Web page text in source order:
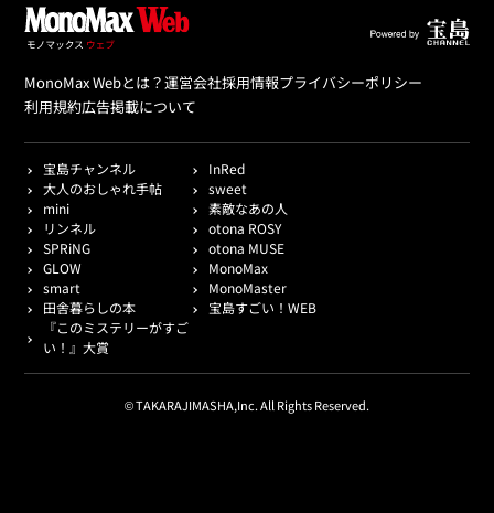
MonoMax Webとは？運営会社採用情報プライバシーポリシー
利用規約広告掲載について
宝島チャンネル
InRed
大人のおしゃれ手帖
sweet
mini
素敵なあの人
リンネル
otona ROSY
SPRiNG
otona MUSE
GLOW
MonoMax
smart
MonoMaster
田舎暮らしの本
宝島すごい！WEB
『このミステリーがすご
い！』大賞
© TAKARAJIMASHA,Inc. All Rights Reserved.